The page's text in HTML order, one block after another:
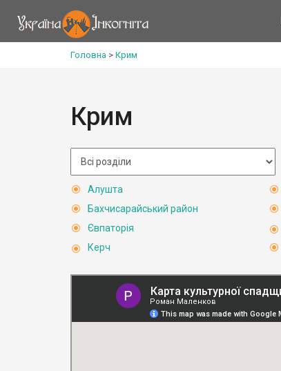
Головна > Крим
Крим
Алушта
Бахчисарайський район
Євпаторія
Керч